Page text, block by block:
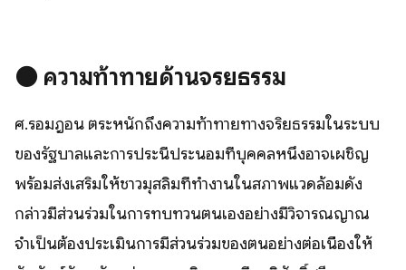
⚫️ ความท้าทายด้านจริยธรรม
ศ.รอมฎอน ตระหนักถึงความท้าทายทางจริยธรรมในระบบ
ของรัฐบาลและการประนีประนอมที่บุคคลหนึ่งอาจเผชิญ
พร้อมส่งเสริมให้ชาวมุสลิมที่ทำงานในสภาพแวดล้อมดัง
กล่าวมีส่วนร่วมในการทบทวนตนเองอย่างมีวิจารณญาณ
จำเป็นต้องประเมินการมีส่วนร่วมของตนอย่างต่อเนื่องให้